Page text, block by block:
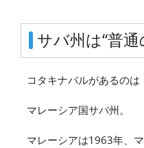
サバ州は“普
コタキナバルがあるのは
マレーシア国サバ州。
マレーシアは1963年、